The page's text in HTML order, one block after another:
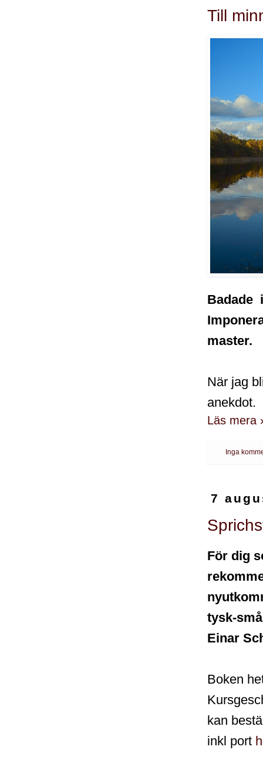
Till
Badade
master.
När jag
anekdot.
Läs mera
Inga
7
För dig
tysk-
Einar
Boken
kan
inkl port